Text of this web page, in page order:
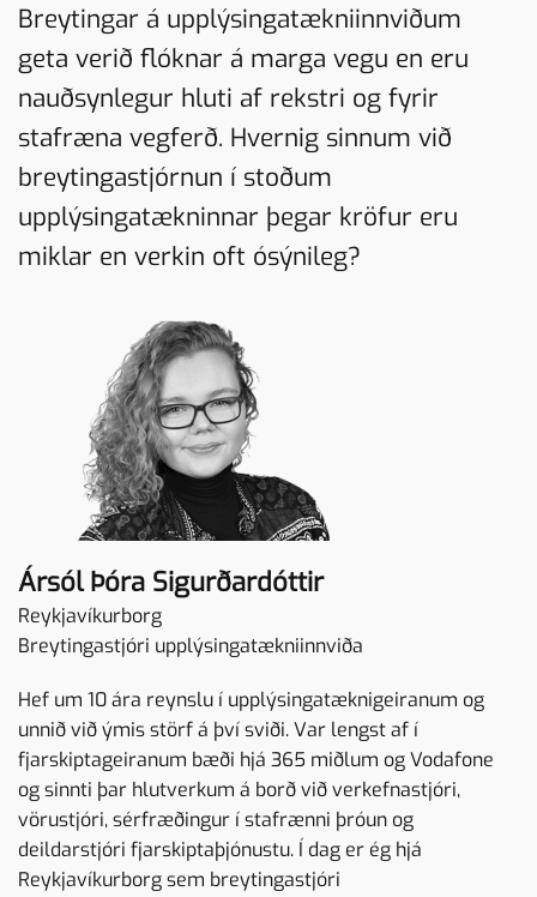
Breytingar á upplýsingatækniinnviðum
geta verið flóknar á marga vegu en eru
nauðsynlegur hluti af rekstri og fyrir
stafræna vegferð. Hvernig sinnum við
breytingastjórnun í stoðum
upplýsingatækninnar þegar kröfur eru
miklar en verkin oft ósýnileg?
Ársól Þóra Sigurðardóttir
Reykjavíkurborg
Breytingastjóri upplýsingatækniinnviða
Hef um 10 ára reynslu í upplýsingatæknigeiranum og
unnið við ýmis störf á því sviði. Var lengst af í
fjarskiptageiranum bæði hjá 365 miðlum og Vodafone
og sinnti þar hlutverkum á borð við verkefnastjóri,
vörustjóri, sérfræðingur í stafrænni þróun og
deildarstjóri fjarskiptaþjónustu. Í dag er ég hjá
Reykjavíkurborg sem breytingastjóri